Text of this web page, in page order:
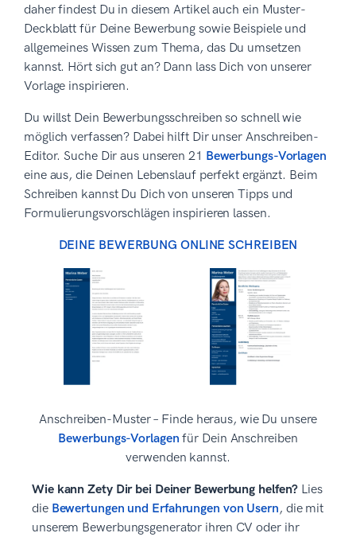
daher findest Du in diesem Artikel auch ein Muster-
Deckblatt für Deine Bewerbung sowie Beispiele und
allgemeines Wissen zum Thema, das Du umsetzen
kannst. Hört sich gut an? Dann lass Dich von unserer
Vorlage inspirieren.
Du willst Dein Bewerbungsschreiben so schnell wie
möglich verfassen? Dabei hilft Dir unser Anschreiben-
Editor. Suche Dir aus unseren 21 Bewerbungs-Vorlagen
eine aus, die Deinen Lebenslauf perfekt ergänzt. Beim
Schreiben kannst Du Dich von unseren Tipps und
Formulierungsvorschlägen inspirieren lassen.
DEINE BEWERBUNG ONLINE SCHREIBEN
Anschreiben-Muster – Finde heraus, wie Du unsere
Bewerbungs-Vorlagen für Dein Anschreiben
verwenden kannst.
Wie kann Zety Dir bei Deiner Bewerbung helfen? Lies
die Bewertungen und Erfahrungen von Usern, die mit
unserem Bewerbungsgenerator ihren CV oder ihr